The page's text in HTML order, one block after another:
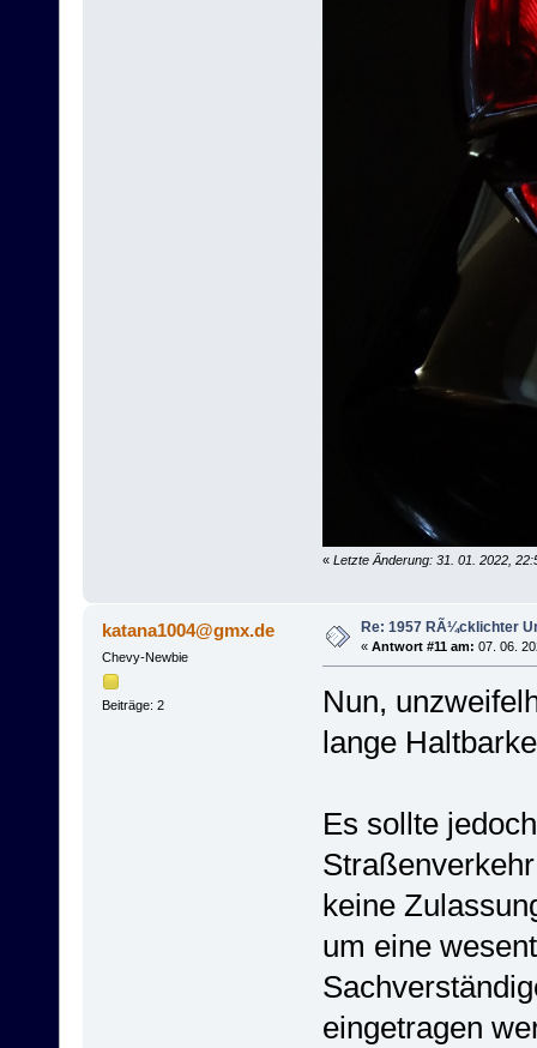
« Letzte Änderung: 31. 01. 2022,
katana1004@gmx.de
Chevy-Newbie
Beiträge: 2
Re: 1957 RÃ¼cklichter
« Antwort #11 am: 07. 06.
Nun,
lange
Es sollte
keine
um eine
eingetragen